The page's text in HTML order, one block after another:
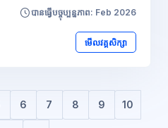
បានធ្វើបច្ចុប្បន្នភាព: Feb 2026
មើលវគ្គសិក្សា
6 7 8 9 10